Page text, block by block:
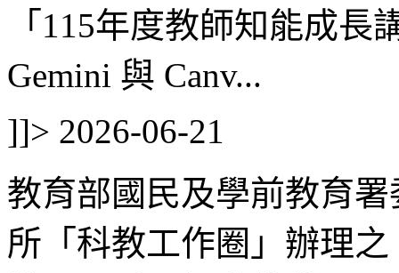
「115年度教師知能成長
Gemini 與 Canv...
]]> 2026-06-21
教育部國民及學前教育
所「科教工作圈」辦理